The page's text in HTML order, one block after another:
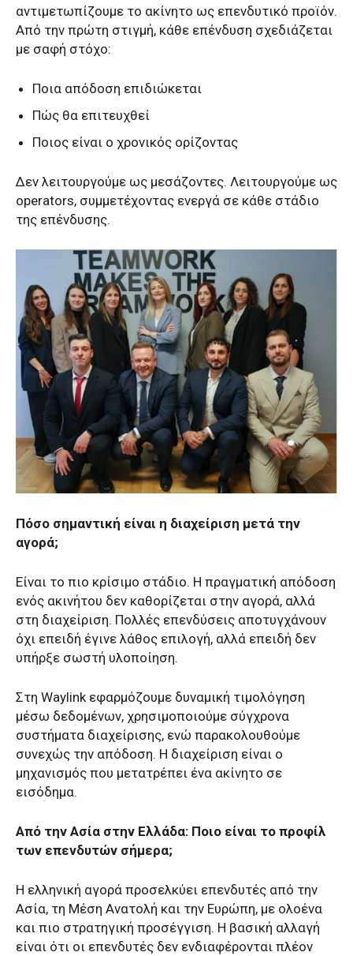
αντιμετωπίζουμε το ακίνητο ως επενδυτικό προϊόν.
Από την πρώτη στιγμή, κάθε επένδυση σχεδιάζεται
με σαφή στόχο:
Ποια απόδοση επιδιώκεται
Πώς θα επιτευχθεί
Ποιος είναι ο χρονικός ορίζοντας
Δεν λειτουργούμε ως μεσάζοντες. Λειτουργούμε ως
operators, συμμετέχοντας ενεργά σε κάθε στάδιο
της επένδυσης.
Πόσο σημαντική είναι η διαχείριση μετά την
αγορά;
Είναι το πιο κρίσιμο στάδιο. Η πραγματική απόδοση
ενός ακινήτου δεν καθορίζεται στην αγορά, αλλά
στη διαχείριση. Πολλές επενδύσεις αποτυγχάνουν
όχι επειδή έγινε λάθος επιλογή, αλλά επειδή δεν
υπήρξε σωστή υλοποίηση.
Στη Waylink εφαρμόζουμε δυναμική τιμολόγηση
μέσω δεδομένων, χρησιμοποιούμε σύγχρονα
συστήματα διαχείρισης, ενώ παρακολουθούμε
συνεχώς την απόδοση. Η διαχείριση είναι ο
μηχανισμός που μετατρέπει ένα ακίνητο σε
εισόδημα.
Από την Ασία στην Ελλάδα: Ποιο είναι το προφίλ
των επενδυτών σήμερα;
Η ελληνική αγορά προσελκύει επενδυτές από την
Ασία, τη Μέση Ανατολή και την Ευρώπη, με ολοένα
και πιο στρατηγική προσέγγιση. Η βασική αλλαγή
είναι ότι οι επενδυτές δεν ενδιαφέρονται πλέον